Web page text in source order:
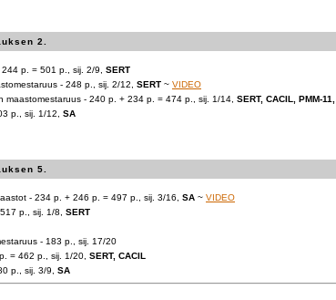
2.
p. = 501 p., sij. 2/9, SERT
- 248 p., sij. 2/12, SERT ~ VIDEO
maastomestaruus - 240 p. + 234 p. = 474 p., sij. 1/14, SERT, CACIL, PMM-
p., sij. 1/12, SA
5.
- 234 p. + 246 p. = 497 p., sij. 3/16, SA ~ VIDEO
p., sij. 1/8, SERT
- 183 p., sij. 17/20
= 462 p., sij. 1/20, SERT, CACIL
p., sij. 3/9, SA